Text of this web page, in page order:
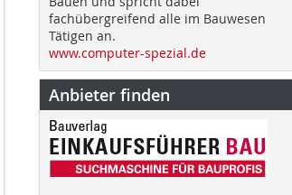
fachübergreifend alle im Bauwesen
Tätigen an.
www.computer-spezial.de
Anbieter finden